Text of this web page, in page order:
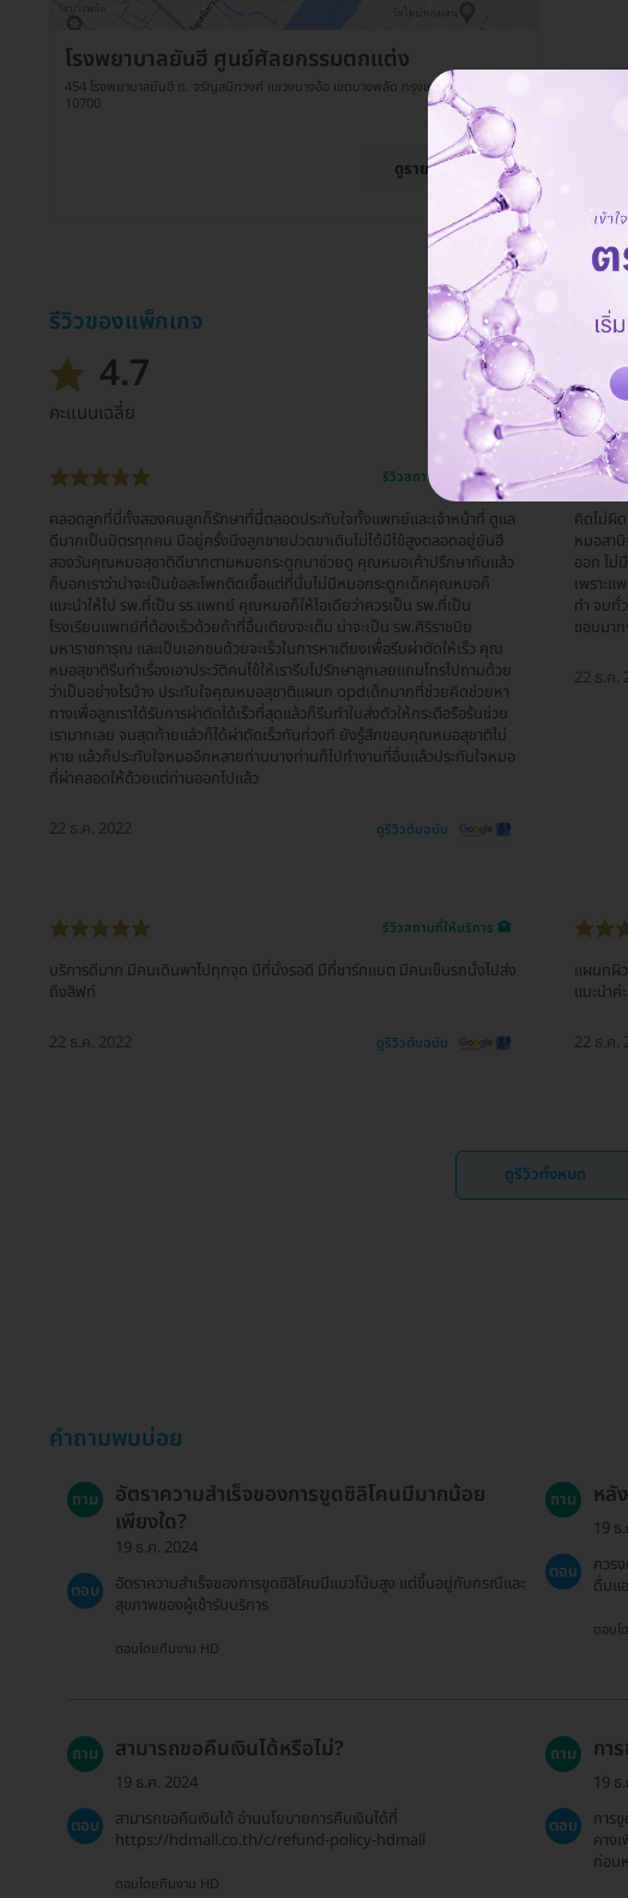
โรงพยาบาลยันฮี ศูนย์ศัลยกรรมตกแต่ง
454 โรงพยาบาลยันฮี ถ. จรัญสนิทวงศ์ แขวงบางอ้อ เขตบางพลัด กรุงเทพมหานคร
10700
ดูรายละเอียด
รีวิวของแพ็กเกจ
4.7
คะแนนเฉลี่ย
รีวิวสถานที่ให้บริการ 🏥
คลอดลูกที่นี่ทั้งสองคนลูกก็รักษาที่นี่ตลอดประทับใจทั้งแพทย์และเจ้าหน้าที่ ดูแล
ดีมากเป็นมิตรทุกคน มีอยู่ครั้งนึงลูกชายปวดขาเดินไม่ได้มีไข้สูงตลอดอยู่ยันฮี
สองวันคุณหมอสุชาติดีมากตามหมอกระดูกมาช่วยดู คุณหมอเค้าปรึกษากันแล้ว
ก็บอกเราว่าน่าจะเป็นข้อสะโพกติดเชื้อแต่ที่นั่นไม่มีหมอกระดูกเด็กคุณหมอก็
แนะนำให้ไป รพ.ที่เป็น รร.แพทย์ คุณหมอก็ให้ไอเดียว่าควรเป็น รพ.ที่เป็น
โรงเรียนแพทย์ที่ต้องเร็วด้วยถ้าที่อื่นเตียงจะเต็ม น่าจะเป็น รพ.ศิริราชปิย
มหาราชการุณ และเป็นเอกชนด้วยจะเร็วในการหาเตียงเพื่อรีบผ่าตัดให้เร็ว คุณ
หมอสุชาติรีบทำเรื่องเอาประวัติคนไข้ให้เรารีบไปรักษาลูกเลยแถมโทรไปถามด้วย
ว่าเป็นอย่างไรบ้าง ประทับใจคุณหมอสุชาติแผนก opdเด็กมากที่ช่วยคิดช่วยหา
ทางเพื่อลูกเราได้รับการผ่าตัดได้เร็วที่สุดแล้วก็รีบทำใบส่งตัวให้กระตือรือร้นช่วย
เรามากเลย จนสุดท้ายแล้วก็ได้ผ่าตัดเร็วทันท่วงที ยังรู้สึกขอบคุณหมอสุชาติไม่
หาย แล้วก็ประทับใจหมออีกหลายท่านบางท่านก็ไปทำงานที่อื่นแล้วประทับใจหมอ
ที่ผ่าคลอดให้ด้วยแต่ท่านออกไปแล้ว
22 ธ.ค. 2022 ดูรีวิวต้นฉบับ
คิดไม่ผิ
หมอสา
ออก ไม่
เพราะ
ทำ จบทั่
ชอบมา
22 ธ.ค.
รีวิวสถานที่ให้บริการ 🏥
บริการดีมาก มีคนเดินพาไปทุกจุด มีที่นั่งรอดี มีที่ชาร์ทแบต มีคนเข็นรถนั่งไปส่ง
ถึงลิฟท์
22 ธ.ค. 2022 ดูรีวิวต้นฉบับ
แผนกผิ
แนะนำค่ะ
22 ธ.ค.
ดูรีวิวทั้งหมด
คำถามพบบ่อย
ถาม
อัตราความสำเร็จของการขูดซิลิโคนมีมากน้อย
เพียงใด?
19 ธ.ค. 2024
ตอบ
อัตราความสำเร็จของการขูดซิลิโคนมีแนวโน้มสูง แต่ขึ้นอยู่กับกรณีและ
สุขภาพของผู้เข้ารับบริการ
ตอบโดยทีมงาน HD
ถาม หลั
19
ตอบ
ควร
ดื่มแ
ตอบโ
ถาม สามารถขอคืนเงินได้หรือไม่?
19 ธ.ค. 2024
ตอบ
สามารถขอคืนเงินได้ อ่านนโยบายการคืนเงินได้ที่
https://hdmall.co.th/c/refund-policy-hdmall
ตอบโดยทีมงาน HD
ถาม กา
19
ตอบ
การ
คาง
ก่อน